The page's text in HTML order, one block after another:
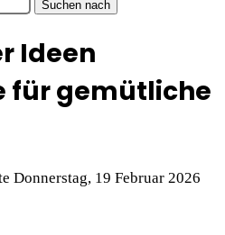
Suchen nach
Ideen
für gemütliche
Donnerstag, 19 Februar 2026